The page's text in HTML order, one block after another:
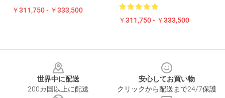
￥311,750 - ￥333,500
￥311,750 - ￥333,500
世界中に配送
200カ国以上に配送
安心してお買い物
クリックから配送まで24/7保護